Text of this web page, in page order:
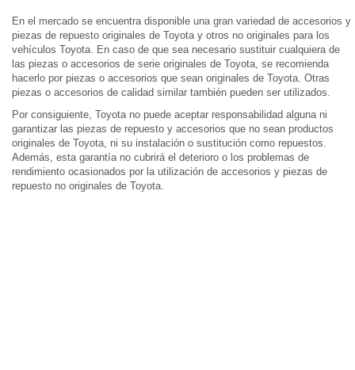
En el mercado se encuentra disponible una gran variedad de accesorios y
piezas de repuesto originales de Toyota y otros no originales para los
vehículos Toyota. En caso de que sea necesario sustituir cualquiera de
las piezas o accesorios de serie originales de Toyota, se recomienda
hacerlo por piezas o accesorios que sean originales de Toyota. Otras
piezas o accesorios de calidad similar también pueden ser utilizados.
Por consiguiente, Toyota no puede aceptar responsabilidad alguna ni
garantizar las piezas de repuesto y accesorios que no sean productos
originales de Toyota, ni su instalación o sustitución como repuestos.
Además, esta garantía no cubrirá el deterioro o los problemas de
rendimiento ocasionados por la utilización de accesorios y piezas de
repuesto no originales de Toyota.